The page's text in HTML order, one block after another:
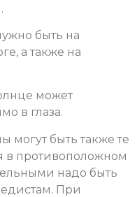
быть на
а также на
может
в глаза.
могут быть также те
в противоположном
надо быть
При